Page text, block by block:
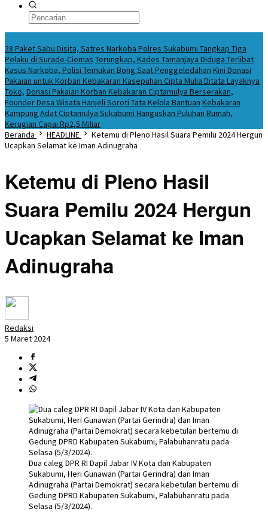
28 Paket Sabu Disita, Satres Narkoba Polres Sukabumi Tangkap Tiga
Pelaku di Surade-Ciemas Terungkap, Kades Tamanjaya Diduga Terlibat
Kasus Narkoba, Polisi Temukan Bong Saat Penggeledahan Kini Donasi
Pakaian untuk Korban Kebakaran Kasepuhan Cipta Mulia Ditata Layaknya
Toko, Donasi Pakaian Korban Kebakaran Ciptamulya Berserakan,
Founder Desa Wisata Hanjeli Soroti Tata Kelola Bantuan Kebakaran
Kampung Adat Ciptamulya Sukabumi Hanguskan Puluhan Rumah,
Kerugian Capai Rp2,5 Miliar
Beranda
HEADLINE
Ketemu di Pleno Hasil Suara Pemilu 2024 Hergun
Ucapkan Selamat ke Iman Adinugraha
Ketemu di Pleno Hasil
Suara Pemilu 2024 Hergun
Ucapkan Selamat ke Iman
Adinugraha
Redaksi
5 Maret 2024
Dua caleg DPR RI Dapil Jabar IV Kota dan Kabupaten
Sukabumi, Heri Gunawan (Partai Gerindra) dan Iman
Adinugraha (Partai Demokrat) secara kebetulan bertemu di
Gedung DPRD Kabupaten Sukabumi, Palabuhanratu pada
Selasa (5/3/2024).